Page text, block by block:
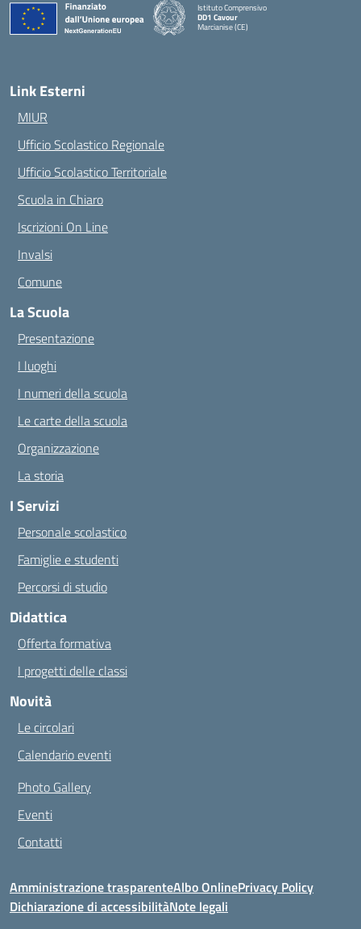
Istituto Comprensivo
DD1 Cavour
Marcianise (CE)
Link Esterni
MIUR
Ufficio Scolastico Regionale
Ufficio Scolastico Territoriale
Scuola in Chiaro
Iscrizioni On Line
Invalsi
Comune
La Scuola
Presentazione
I luoghi
I numeri della scuola
Le carte della scuola
Organizzazione
La storia
I Servizi
Personale scolastico
Famiglie e studenti
Percorsi di studio
Didattica
Offerta formativa
I progetti delle classi
Novità
Le circolari
Calendario eventi
Photo Gallery
Eventi
Contatti
Amministrazione trasparenteAlbo OnlinePrivacy Policy
Dichiarazione di accessibilitàNote legali